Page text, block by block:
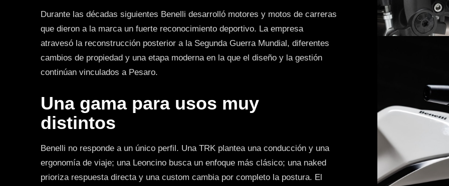
Durante las décadas siguientes Benelli desarrolló motores y motos de carreras
que dieron a la marca un fuerte reconocimiento deportivo. La empresa
atravesó la reconstrucción posterior a la Segunda Guerra Mundial, diferentes
cambios de propiedad y una etapa moderna en la que el diseño y la gestión
continúan vinculados a Pesaro.
Una gama para usos muy
distintos
Benelli no responde a un único perfil. Una TRK plantea una conducción y una
ergonomía de viaje; una Leoncino busca un enfoque más clásico; una naked
prioriza respuesta directa y una custom cambia por completo la postura. El